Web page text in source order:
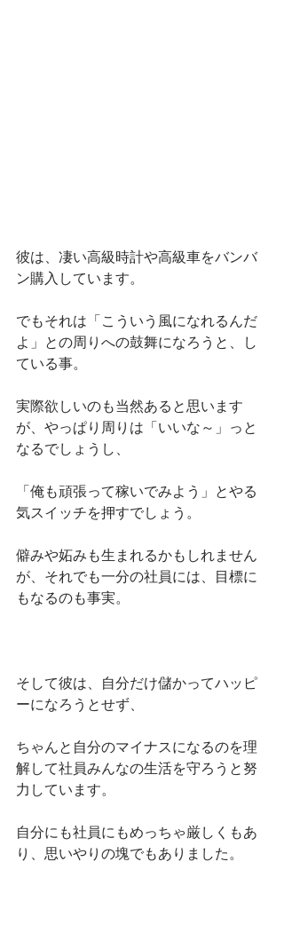
彼は、凄い高級時計や高級車をバンバ
ン購入しています。
でもそれは「こういう風になれるんだ
よ」との周りへの鼓舞になろうと、し
ている事。
実際欲しいのも当然あると思います
が、やっぱり周りは「いいな～」っと
なるでしょうし、
「俺も頑張って稼いでみよう」とやる
気スイッチを押すでしょう。
僻みや妬みも生まれるかもしれません
が、それでも一分の社員には、目標に
もなるのも事実。
そして彼は、自分だけ儲かってハッピ
ーになろうとせず、
ちゃんと自分のマイナスになるのを理
解して社員みんなの生活を守ろうと努
力しています。
自分にも社員にもめっちゃ厳しくもあ
り、思いやりの塊でもありました。